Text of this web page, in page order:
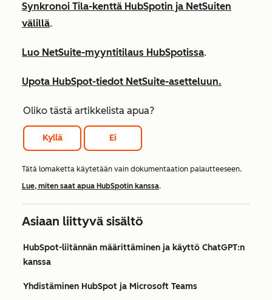
Synkronoi Tila-kenttä HubSpotin ja NetSuiten
välillä.
Luo NetSuite-myyntitilaus HubSpotissa.
Upota HubSpot-tiedot NetSuite-asetteluun.
Oliko tästä artikkelista apua?
Kyllä Ei
Tätä lomaketta käytetään vain dokumentaation palautteeseen.
Lue, miten saat apua HubSpotin kanssa.
Asiaan liittyvä sisältö
HubSpot-liitännän määrittäminen ja käyttö ChatGPT:n
kanssa
Yhdistäminen HubSpot ja Microsoft Teams